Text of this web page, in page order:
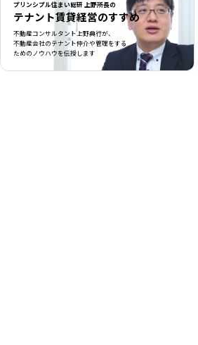
プリンシプル住まい総研 上野所長の
テナント賃貸経営のすすめ
不動産コンサルタント上野典行が、
不動産会社のテナント仲介や管理をする
ためのノウハウを伝授します